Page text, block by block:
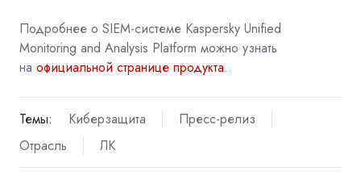
Подробнее о SIEM-системе Kaspersky Unified
Monitoring and Analysis Platform можно узнать
на официальной странице продукта.
Темы: Киберзащита
Пресс-релиз
Отрасль
ЛК